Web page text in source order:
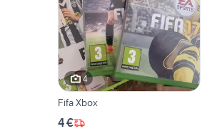
4
Fifa Xbox
4 €